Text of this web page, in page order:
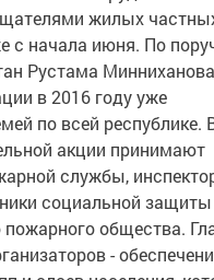
жилых
с начала июня. По
Рустама Минниханова
в 2016 году уже
по всей республике.
акции принимают
службы,
социальной
общества.
-